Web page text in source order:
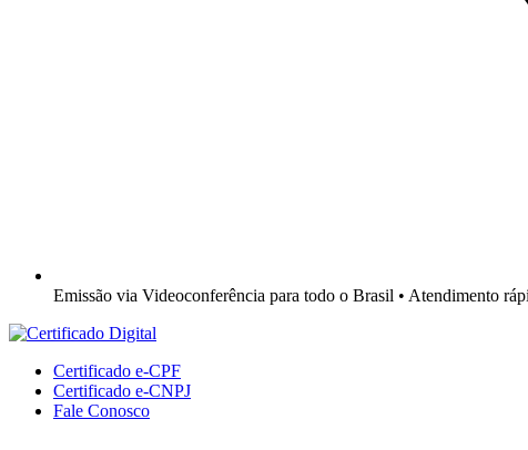
Emissão via Videoconferência para todo o Brasil • Atendimento
Certificado e-CPF
Certificado e-CNPJ
Fale Conosco